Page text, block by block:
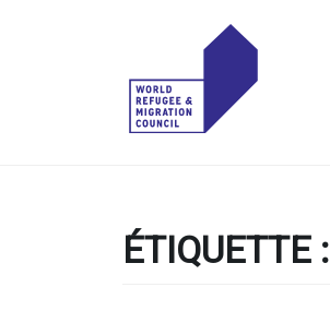
AND
Systems
ÉTIQUETTE :